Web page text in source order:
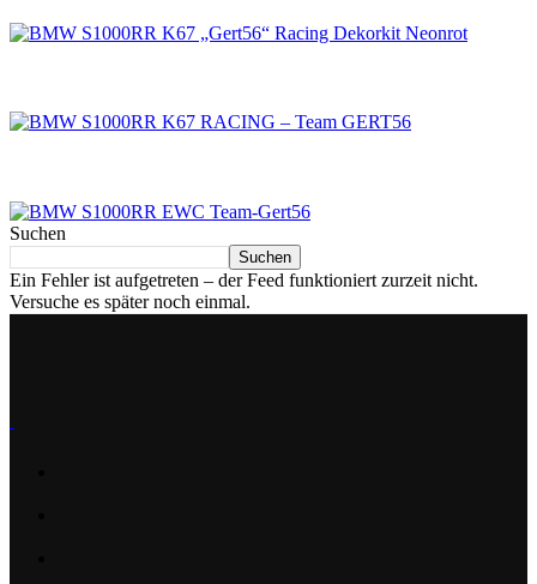
Suchen
Suchen
Ein Fehler ist aufgetreten – der Feed funktioniert zurzeit nicht.
Versuche es später noch einmal.